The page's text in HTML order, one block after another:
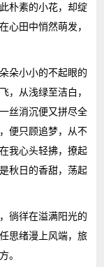
朴素的小花，却绽
心田中悄然萌发，
朵小小的不起眼的
，从浅绿至洁白，
丝消沉便又拼尽全
便只顾追梦，从不
我心头轻拂，撩起
秋日的香甜，荡起
徜徉在溢满阳光的
思绪漫上风端，旅
。